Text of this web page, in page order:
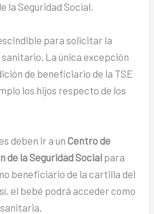
la Seguridad Social.
para solicitar la
La única excepción
de beneficiario de la TSE
los hijos respecto de los
deben ir a un Centro de
de la Seguridad Social para
beneficiario de la cartilla del
el bebé podrá acceder como